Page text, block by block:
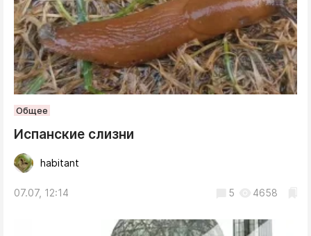
Общее
Испанские слизни
habitant
07.07, 12:14 5 4658